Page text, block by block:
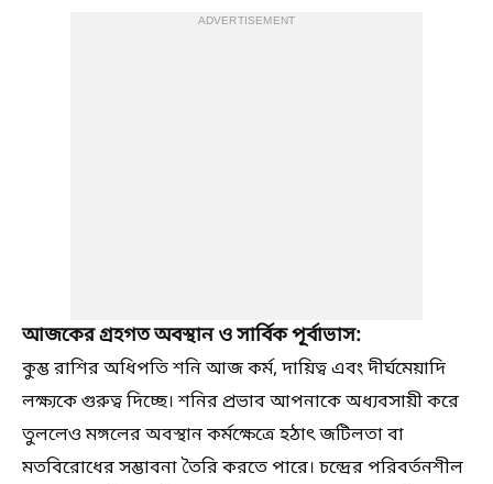
ADVERTISEMENT
আজকের গ্রহগত অবস্থান ও সার্বিক পূর্বাভাস:
কুম্ভ রাশির অধিপতি শনি আজ কর্ম, দায়িত্ব এবং দীর্ঘমেয়াদি
লক্ষ্যকে গুরুত্ব দিচ্ছে। শনির প্রভাব আপনাকে অধ্যবসায়ী করে
তুললেও মঙ্গলের অবস্থান কর্মক্ষেত্রে হঠাৎ জটিলতা বা
মতবিরোধের সম্ভাবনা তৈরি করতে পারে। চন্দ্রের পরিবর্তনশীল